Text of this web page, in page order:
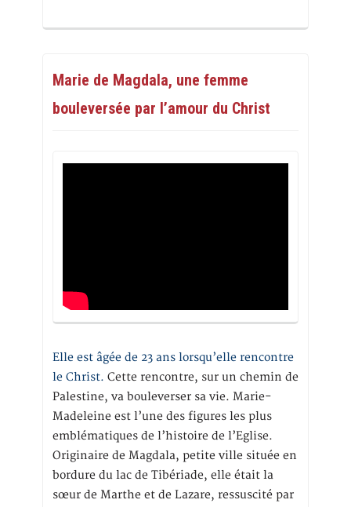
Marie de Magdala, une femme
bouleversée par l’amour du Christ
Elle est âgée de 23 ans lorsqu’elle rencontre
le Christ. Cette rencontre, sur un chemin de
Palestine, va bouleverser sa vie. Marie-
Madeleine est l’une des figures les plus
emblématiques de l’histoire de l’Eglise.
Originaire de Magdala, petite ville située en
bordure du lac de Tibériade, elle était la
sœur de Marthe et de Lazare, ressuscité par